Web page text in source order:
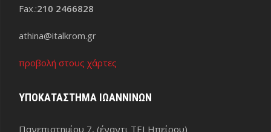
Fax.:210 2466828
athina@italkrom.gr
προβολή στους χάρτες
ΥΠΟΚΑΤΑΣΤΗΜΑ ΙΩΑΝΝΙΝΩΝ
Πανεπιστημίου 7, (έναντι ΤΕΙ Ηπείρου)